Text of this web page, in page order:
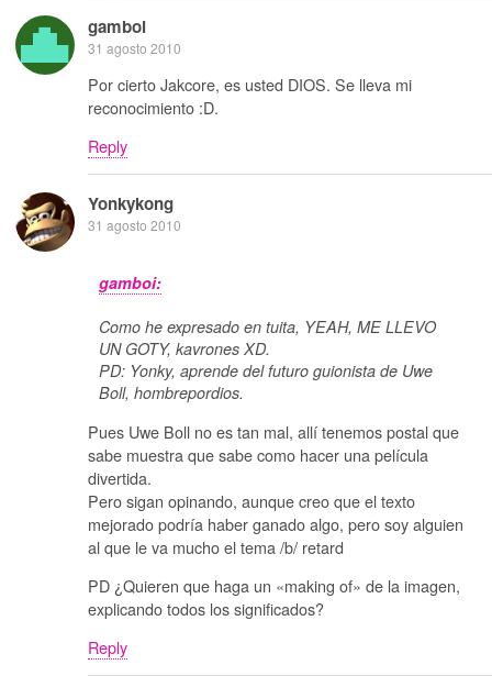
gamboi
31 agosto 2010
Por cierto Jakcore, es usted DIOS. Se lleva mi
reconocimiento :D.
Reply
Yonkykong
31 agosto 2010
gamboi:
Como he expresado en tuita, YEAH, ME LLEVO
UN GOTY, kavrones XD.
PD: Yonky, aprende del futuro guionista de Uwe
Boll, hombrepordios.
Pues Uwe Boll no es tan mal, allí tenemos postal que
sabe muestra que sabe como hacer una película
divertida.
Pero sigan opinando, aunque creo que el texto
mejorado podría haber ganado algo, pero soy alguien
al que le va mucho el tema /b/ retard
PD ¿Quieren que haga un «making of» de la imagen,
explicando todos los significados?
Reply